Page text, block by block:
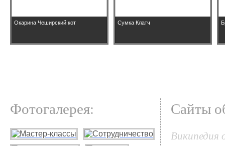
Окарина Чеширский кот Сумка Клатч
Фотогалерея: Сайты
Википедия